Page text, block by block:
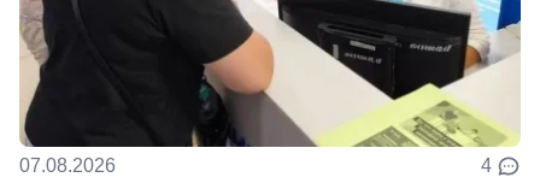
07.08.2026 4